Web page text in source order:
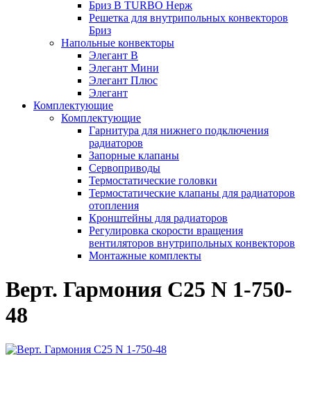
Бриз В TURBO Нерж
Решетка для внутрипольных конвекторов
Бриз
Напольные конвекторы
Элегант В
Элегант Мини
Элегант Плюс
Элегант
Комплектующие
Комплектующие
Гарнитура для нижнего подключения
радиаторов
Запорные клапаны
Сервоприводы
Термостатические головки
Термостатические клапаны для радиаторов
отопления
Кронштейны для радиаторов
Регулировка скорости вращения
вентиляторов внутрипольных конвекторов
Монтажные комплекты
Верт. Гармония С25 N 1-750-
48